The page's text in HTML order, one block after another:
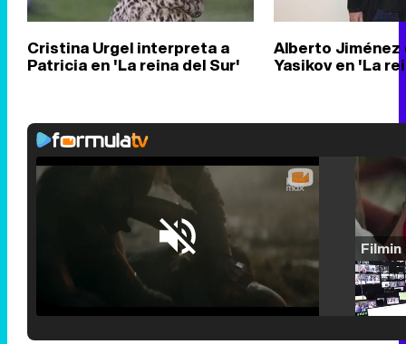
Cristina Urgel interpreta a
Patricia en 'La reina del Sur'
Alberto Jiménez
Yasikov en 'La